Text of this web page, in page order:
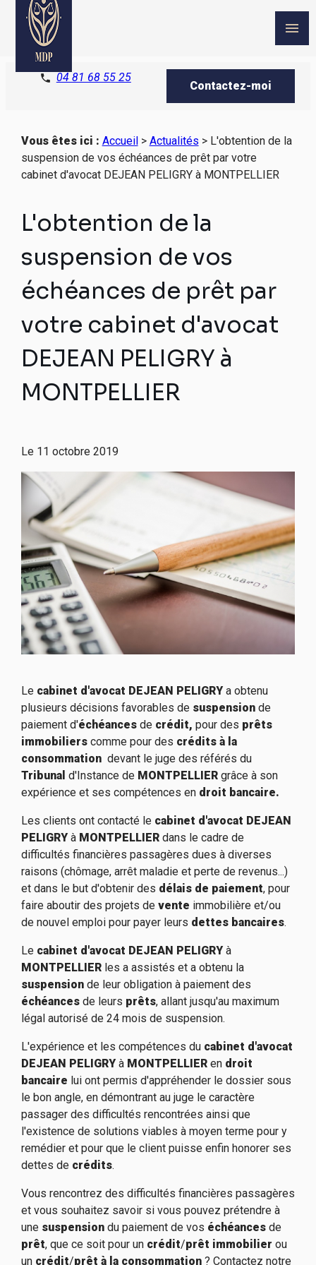
menu
phone 04 81 68 55 25
Contactez-moi
Vous êtes ici : Accueil> Actualités > L'obtention de la
suspension de vos échéances de prêt par votre
cabinet d'avocat DEJEAN PELIGRY à MONTPELLIER
L'obtention de la
suspension de vos
échéances de prêt par
votre cabinet d'avocat
DEJEAN PELIGRY à
MONTPELLIER
Le 11 octobre 2019
Le cabinet d'avocat DEJEAN PELIGRYa obtenu
plusieurs décisions favorables de suspensionde
paiement d'échéancesde crédit, pour des prêts
immobiliers comme pour des crédits à la
consommation devant le juge des référés du
Tribunal d'Instance de MONTPELLIERgrâce à son
expérience et ses compétences en droit bancaire.
Les clients ont contacté le cabinet d'avocat DEJEAN
PELIGRYà MONTPELLIERdans le cadre de
difficultés financières passagères dues à diverses
raisons (chômage, arrêt maladie et perte de revenus...)
et dans le but d'obtenir des délais de paiement, pour
faire aboutir des projets de vente immobilière et/ou
de nouvel emploi pour payer leurs dettes bancaires.
Le cabinet d'avocat DEJEAN PELIGRYà
MONTPELLIERles a assistés et a obtenu la
suspensionde leur obligation à paiement des
échéancesde leurs prêts, allant jusqu'au maximum
légal autorisé de 24 mois de suspension.
L'expérience et les compétences du cabinet d'avocat
DEJEAN PELIGRYà MONTPELLIERen droit
bancaire lui ont permis d'appréhender le dossier sous
le bon angle, en démontrant au juge le caractère
passager des difficultés rencontrées ainsi que
l'existence de solutions viables à moyen terme pour y
remédier et pour que le client puisse enfin honorer ses
dettes de crédits.
Vous rencontrez des difficultés financières passagères
et vous souhaitez savoir si vous pouvez prétendre à
unesuspensiondu paiement de vos échéancesde
prêt, que ce soit pour un crédit/prêt immobilier ou
uncrédit/prêt à la consommation? Contactez notre
Panneau de gestion des cookies